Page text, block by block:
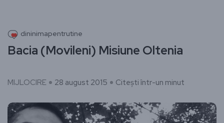
dininimapentrutine
Bacia (Movileni) Misiune Oltenia
MIJLOCIRE 28 august 2015 Citești într-un minut